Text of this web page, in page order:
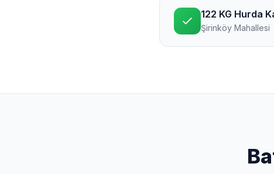
122 KG Hurda
Şirinköy Mahallesi